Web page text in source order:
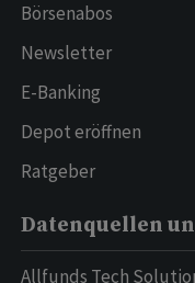
Börsenabos
Newsletter
E-Banking
Depot eröffnen
Ratgeber
Datenquellen
Allfunds Tech